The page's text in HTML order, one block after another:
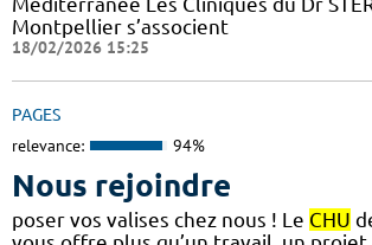
Méditerranée Les Cliniques du Dr
Montpellier s’associent
18/02/2026 15:25
PAGES
relevance: 94%
Nous rejoindre
poser vos valises chez nous ! Le CHU